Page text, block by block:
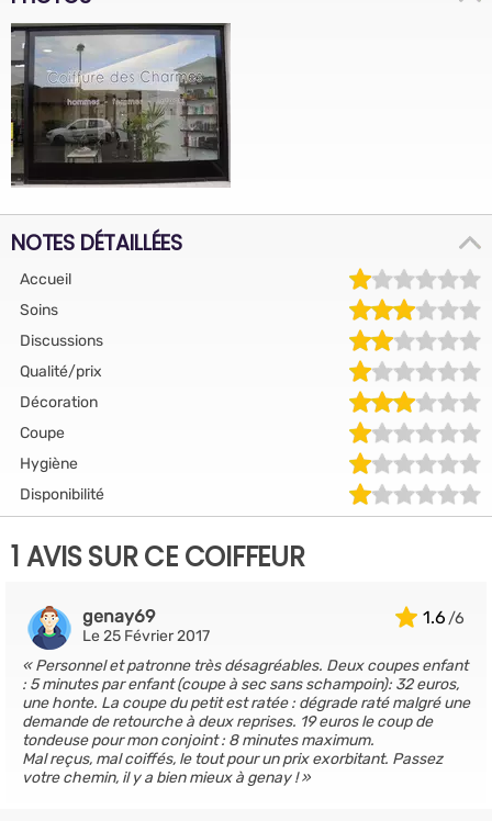
NOTES DÉTAILLÉES
Accueil
Soins
Discussions
Qualité/prix
Décoration
Coupe
Hygiène
Disponibilité
1 AVIS SUR CE COIFFEUR
1.6
genay69
Le 25 Février 2017
Personnel et patronne très désagréables. Deux coupes enfant
: 5 minutes par enfant (coupe à sec sans schampoin): 32 euros,
une honte. La coupe du petit est ratée : dégrade raté malgré une
demande de retourche à deux reprises. 19 euros le coup de
tondeuse pour mon conjoint : 8 minutes maximum.
Mal reçus, mal coiffés, le tout pour un prix exorbitant. Passez
votre chemin, il y a bien mieux à genay !